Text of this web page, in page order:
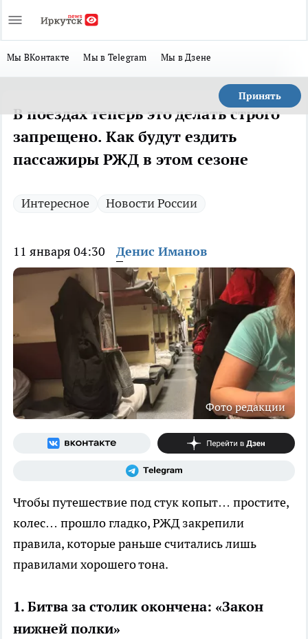
Мы ВКонтакте Мы в Telegram Мы в Дзене
Принять
В поездах теперь это делать строго
запрещено. Как будут ездить
пассажиры РЖД в этом сезоне
Интересное Новости России
11 января 04:30 Денис Иманов
Фото редакции
Чтобы путешествие под стук копыт… простите,
колес… прошло гладко, РЖД закрепили
правила, которые раньше считались лишь
правилами хорошего тона.
1. Битва за столик окончена: «Закон
нижней полки»